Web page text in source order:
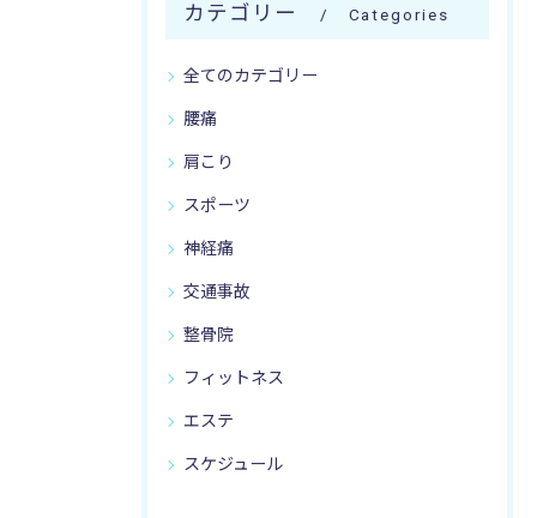
カテゴリー Categories
全てのカテゴリー
腰痛
肩こり
スポーツ
神経痛
交通事故
整骨院
フィットネス
エステ
スケジュール